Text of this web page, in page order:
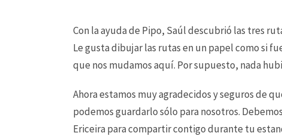
Con la ayuda de Pipo, Saúl descubrió las tres
Le gusta dibujar las rutas en un papel como si
que nos mudamos aquí. Por supuesto, nada
Ahora estamos muy agradecidos y seguros de
podemos guardarlo sólo para nosotros.
Ericeira para compartir contigo durante tu